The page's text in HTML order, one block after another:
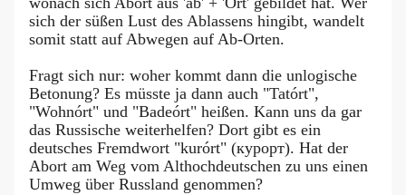
sich der süßen Lust des Ablassens hingibt, wandelt
somit statt auf Abwegen auf Ab-Orten.
Fragt sich nur: woher kommt dann die unlogische
Betonung? Es müsste ja dann auch "Tatórt",
"Wohnórt" und "Badeórt" heißen. Kann uns da gar
das Russische weiterhelfen? Dort gibt es ein
deutsches Fremdwort "kurórt" (курорт). Hat der
Abort am Weg vom Althochdeutschen zu uns einen
Umweg über Russland genommen?